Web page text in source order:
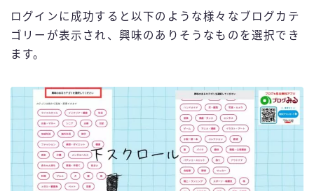
ログインに成功すると以下のような様々なブログカテ
ゴリーが表示され、興味のありそうなものを選択でき
ます。